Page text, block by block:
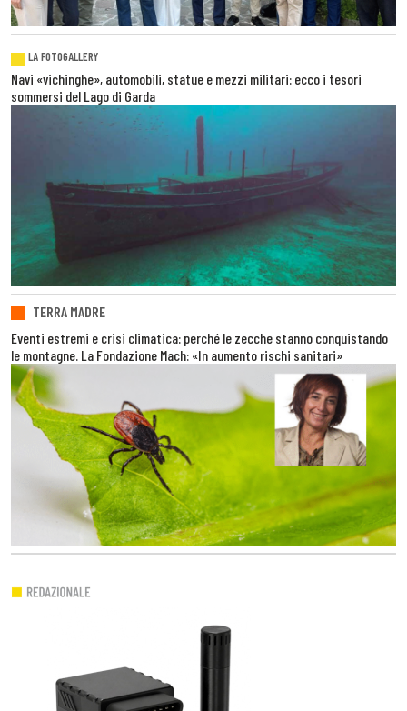
LA FOTOGALLERY
Navi «vichinghe», automobili, statue e mezzi militari: ecco i tesori
sommersi del Lago di Garda
TERRA MADRE
Eventi estremi e crisi climatica: perché le zecche stanno conquistando
le montagne. La Fondazione Mach: «In aumento rischi sanitari»